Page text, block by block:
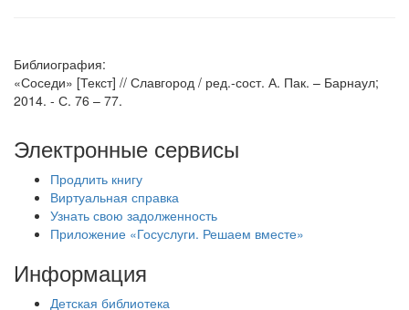
Библиография:
«Соседи» [Текст] // Славгород / ред.-сост. А. Пак. – Барнаул;
2014. - С. 76 – 77.
Электронные сервисы
Продлить книгу
Виртуальная справка
Узнать свою задолженность
Приложение «Госуслуги. Решаем вместе»
Информация
Детская библиотека